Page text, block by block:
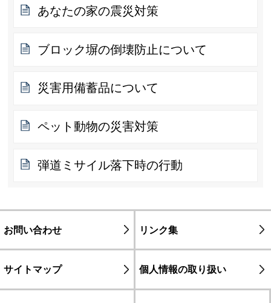
あなたの家の震災対策
ブロック塀の倒壊防止について
災害用備蓄品について
ペット動物の災害対策
弾道ミサイル落下時の行動
お問い合わせ リンク集
サイトマップ 個人情報の取り扱い